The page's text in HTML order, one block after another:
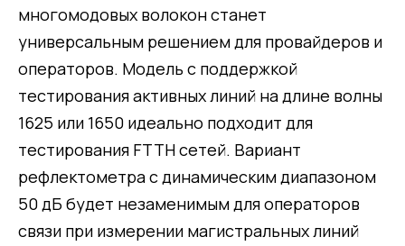
многомодовых волокон станет
универсальным решением для провайдеров и
операторов. Модель с поддержкой
тестирования активных линий на длине волны
1625 или 1650 идеально подходит для
тестирования FTTH сетей. Вариант
рефлектометра с динамическим диапазоном
50 дБ будет незаменимым для операторов
связи при измерении магистральных линий